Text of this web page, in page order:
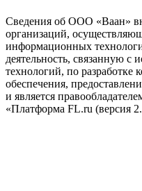
Сведения об ООО «Ваан»
организаций,
информационных
деятельность, связанную
технологий, по разработке
обеспечения,
и является
«Платформа FL.ru (версия